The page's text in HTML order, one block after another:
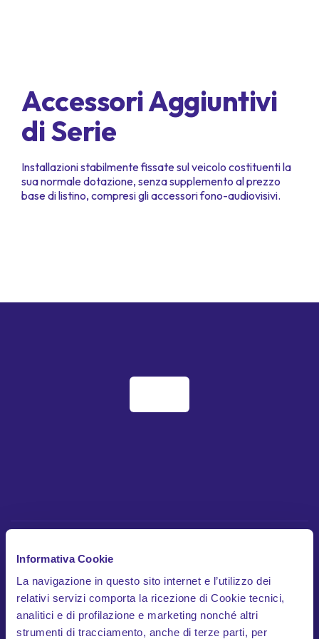
Informativa Cookie
La navigazione in questo sito internet e l’utilizzo dei
relativi servizi comporta la ricezione di Cookie tecnici,
analitici e di profilazione e marketing nonché altri
strumenti di tracciamento, anche di terze parti, per
Accessori Aggiuntivi
di Serie
Installazioni stabilmente fissate sul veicolo costituenti la
sua normale dotazione, senza supplemento al prezzo
base di listino, compresi gli accessori fono-audiovisivi.
COME FUNZIONA
Scopri l'app